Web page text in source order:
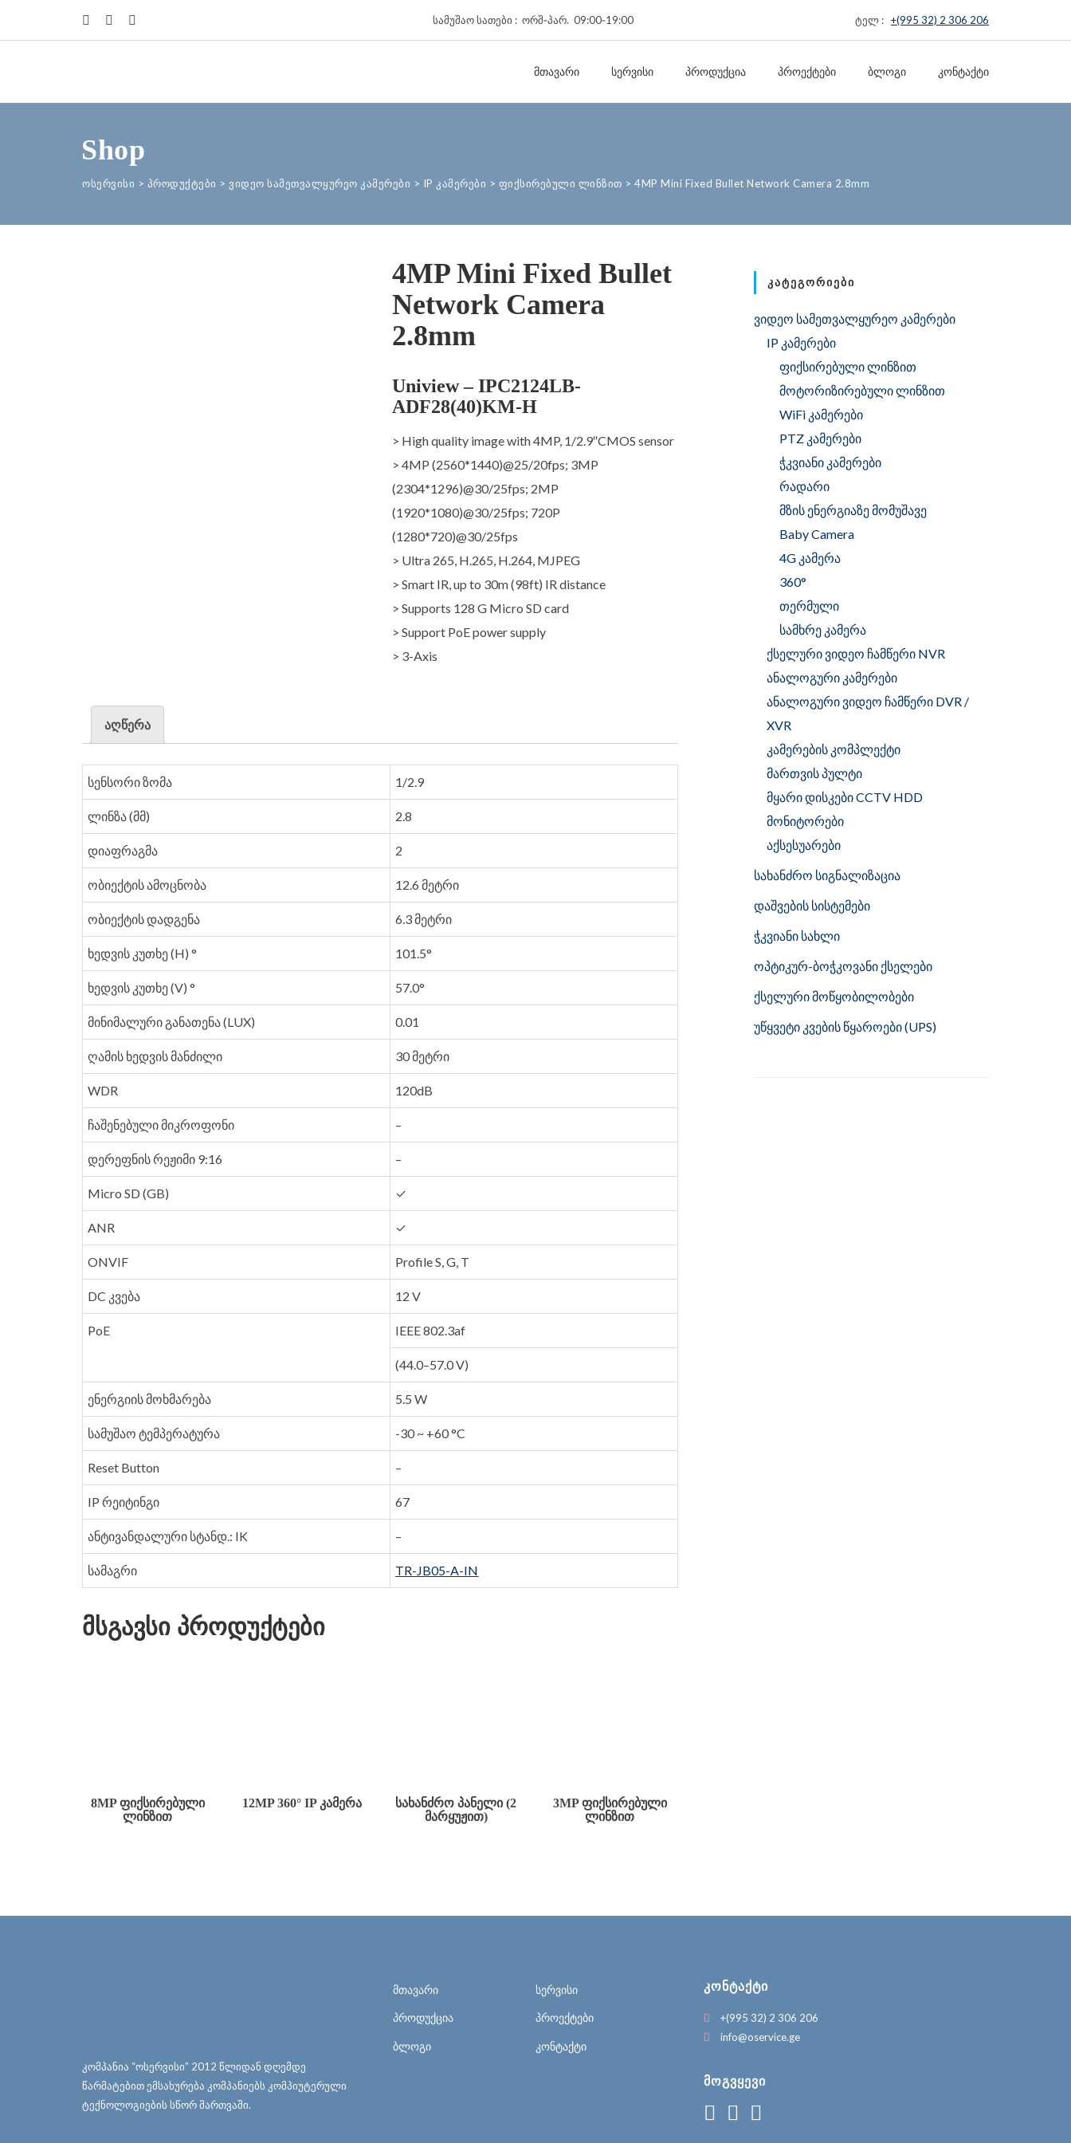
სამუშაო სათები : ორშ‑პარ. 09:00‑19:00 ტელ : +(995 32) 2 306 206
ᲛᲗᲐᲕᲐᲠᲘ ᲡᲔᲠᲕᲘᲡᲘ ᲞᲠᲝᲓᲣᲥᲪᲘᲐ ᲞᲠᲝᲔᲥᲢᲔᲑᲘ ᲑᲚᲝᲒᲘ ᲙᲝᲜᲢᲐᲥᲢᲘ
Shop
ოსერვისი > პროდუქტები > ვიდეო სამეთვალყურეო კამერები > IP კამერები > ფიქსირებული ლინზით > 4MP Mini Fixed Bullet Network Camera 2.8mm
4MP Mini Fixed Bullet
Network Camera
2.8mm
Uniview – IPC2124LB-
ADF28(40)KM-H
> High quality image with 4MP, 1/2.9″CMOS sensor
> 4MP (2560*1440)@25/20fps; 3MP
(2304*1296)@30/25fps; 2MP
(1920*1080)@30/25fps; 720P
(1280*720)@30/25fps
> Ultra 265, H.265, H.264, MJPEG
> Smart IR, up to 30m (98ft) IR distance
> Supports 128 G Micro SD card
> Support PoE power supply
> 3-Axis
აღწერა
სენსორი ზომა 1/2.9
ლინზა (მმ) 2.8
დიაფრაგმა 2
ობიექტის ამოცნობა 12.6 მეტრი
ობიექტის დადგენა 6.3 მეტრი
ხედვის კუთხე (H) ° 101.5°
ხედვის კუთხე (V) ° 57.0°
მინიმალური განათენა (LUX) 0.01
ღამის ხედვის მანძილი 30 მეტრი
WDR 120dB
ჩაშენებული მიკროფონი –
დერეფნის რეჟიმი 9:16 –
Micro SD (GB) ✓
ANR ✓
ONVIF Profile S, G, T
DC კვება 12 V
PoE IEEE 802.3af
(44.0–57.0 V)
ენერგიის მოხმარება 5.5 W
სამუშაო ტემპერატურა -30 ~ +60 °C
Reset Button –
IP რეიტინგი 67
ანტივანდალური სტანდ.: IK –
სამაგრი TR-JB05-A-IN
მსგავსი პროდუქტები
8MP ᲤᲘᲥᲡᲘᲠᲔᲑᲣᲚᲘ
ᲚᲘᲜᲖᲘᲗ
12MP 360° IP ᲙᲐᲛᲔᲠᲐ
ᲡᲐᲮᲐᲜᲫᲠᲝ ᲞᲐᲜᲔᲚᲘ (2
ᲛᲐᲠᲧᲣᲟᲘᲗ)
3MP ᲤᲘᲥᲡᲘᲠᲔᲑᲣᲚᲘ
ᲚᲘᲜᲖᲘᲗ
ᲙᲐᲢᲔᲒᲝᲠᲘᲔᲑᲘ
ვიდეო სამეთვალყურეო კამერები
IP კამერები
ფიქსირებული ლინზით
მოტორიზირებული ლინზით
WiFi კამერები
PTZ კამერები
ჭკვიანი კამერები
რადარი
მზის ენერგიაზე მომუშავე
Baby Camera
4G კამერა
360°
თერმული
სამხრე კამერა
ქსელური ვიდეო ჩამწერი NVR
ანალოგური კამერები
ანალოგური ვიდეო ჩამწერი DVR /
XVR
კამერების კომპლექტი
მართვის პულტი
მყარი დისკები CCTV HDD
მონიტორები
აქსესუარები
სახანძრო სიგნალიზაცია
დაშვების სისტემები
ჭკვიანი სახლი
ოპტიკურ-ბოჭკოვანი ქსელები
ქსელური მოწყობილობები
უწყვეტი კვების წყაროები (UPS)
კომპანია “ოსერვისი” 2012 წლიდან დღემდე
წარმატებით ემსახურება კომპანიებს კომპიუტერული
ტექნოლოგიების სწორ მართვაში.
მთავარი სერვისი
პროდუქცია პროექტები
ბლოგი კონტაქტი
ᲙᲝᲜᲢᲐᲥᲢᲘ
+(995 32) 2 306 206
info@oservice.ge
ᲛᲝᲒᲕᲧᲔᲕᲘ